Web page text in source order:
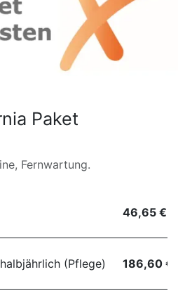
Paket
Fernwartung.
46,65 €
(Pflege) 186,60 €